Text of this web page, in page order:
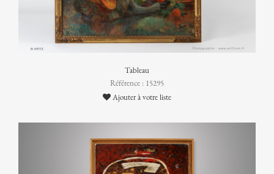
Tableau
Référence : 15295
Ajouter à votre liste